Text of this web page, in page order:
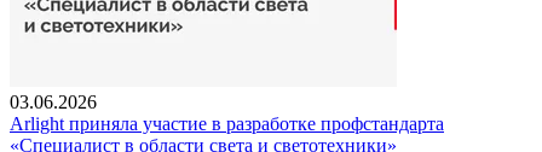
03.06.2026
Arlight приняла участие в разработке профстандарта
«Специалист в области света и светотехники»